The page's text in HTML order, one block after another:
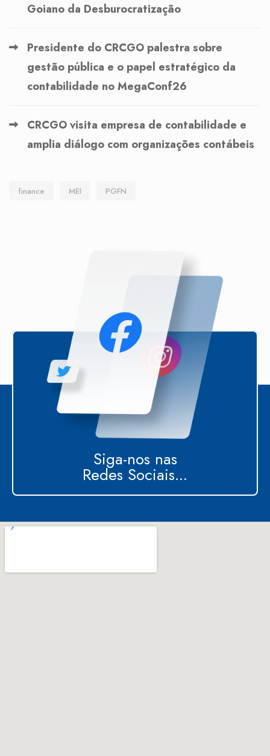
Goiano da Desburocratização
Presidente do CRCGO palestra sobre
gestão pública e o papel estratégico da
contabilidade no MegaConf26
CRCGO visita empresa de contabilidade e
amplia diálogo com organizações contábeis
finance MEI PGFN
Siga-nos nas
Redes Sociais...